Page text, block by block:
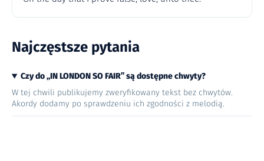
Najczęstsze pytania
Czy do „IN LONDON SO FAIR” są dostępne chwyty?
W tej chwili publikujemy zweryfikowany tekst bez chwytów.
Akordy dodamy po sprawdzeniu ich zgodności z melodią.